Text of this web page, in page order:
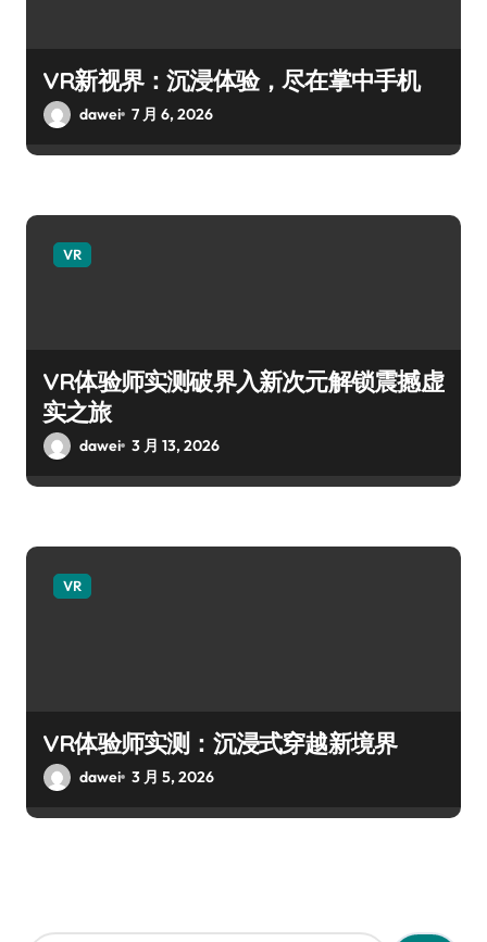
VR新视界：沉浸体验，尽在掌中手机
dawei 7 月 6, 2026
VR
VR体验师实测破界入新次元解锁震撼虚
实之旅
dawei 3 月 13, 2026
VR
VR体验师实测：沉浸式穿越新境界
dawei 3 月 5, 2026